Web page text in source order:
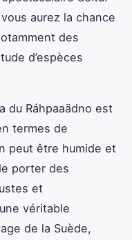
aurez la chance
des
d’espèces
du Ráhpaaädno est
termes de
peut être humide et
porter des
et
véritable
de la Suède,